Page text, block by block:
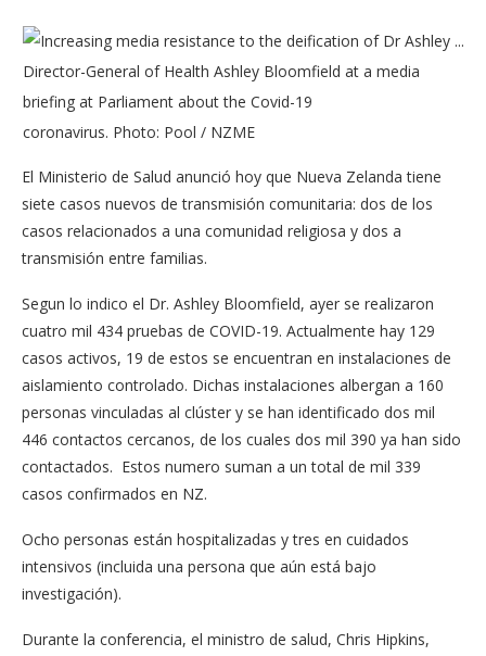
Director-General of Health Ashley Bloomfield at a media
briefing at Parliament about the Covid-19
coronavirus. Photo: Pool / NZME
El Ministerio de Salud anunció hoy que Nueva Zelanda tiene
siete casos nuevos de transmisión comunitaria: dos de los
casos relacionados a una comunidad religiosa y dos a
transmisión entre familias.
Segun lo indico el Dr. Ashley Bloomfield, ayer se realizaron
cuatro mil 434 pruebas de COVID-19. Actualmente hay 129
casos activos, 19 de estos se encuentran en instalaciones de
aislamiento controlado. Dichas instalaciones albergan a 160
personas vinculadas al clúster y se han identificado dos mil
446 contactos cercanos, de los cuales dos mil 390 ya han sido
contactados. Estos numero suman a un total de mil 339
casos confirmados en NZ.
Ocho personas están hospitalizadas y tres en cuidados
intensivos (incluida una persona que aún está bajo
investigación).
Durante la conferencia, el ministro de salud, Chris Hipkins,